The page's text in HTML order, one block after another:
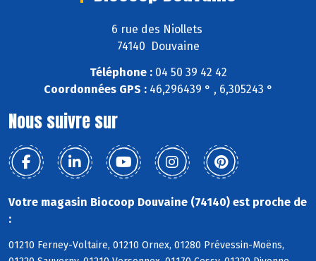
6 rue des Niollets
74140 Douvaine
Téléphone :04 50 39 42 42
Coordonnées GPS :46,296439 ° , 6,305243 °
Nous suivre sur
Votre magasin Biocoop Douvaine (74140) est proche de
:
01210 Ferney-Voltaire, 01210 Ornex, 01280 Prévessin-Moëns,